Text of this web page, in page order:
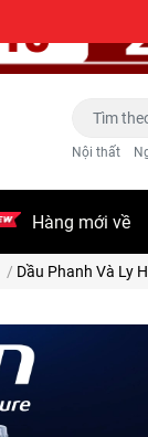
Nội thất
Hàng mới về
/ Dầu Phanh Và Ly